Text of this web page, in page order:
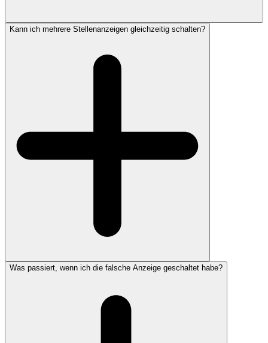
Kann ich mehrere Stellenanzeigen gleichzeitig schalten?
Was passiert, wenn ich die falsche Anzeige geschaltet habe?